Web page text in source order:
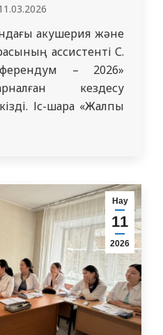
акушерия және
ассистенті С.
– 2026»
кездесу
Іс-шара «Жалпы
бойынша білім
азаматтардың
қатысуының
бірі ретіндегі рөлі
Сондай-ақ
азаматтық
және…
Нау
11
2026